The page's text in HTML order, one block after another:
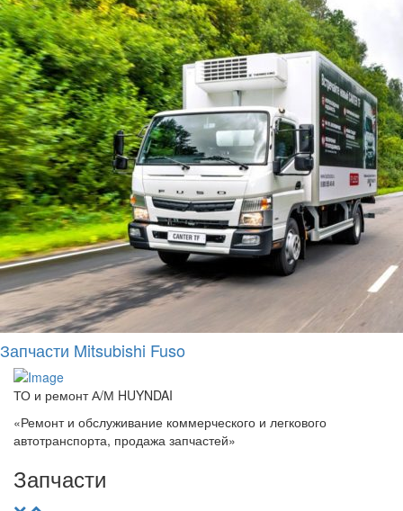
Запчасти Mitsubishi Fuso
ТО и ремонт А/М HUYNDAI
«Ремонт и обслуживание коммерческого и легкового
автотранспорта, продажа запчастей»
Запчасти